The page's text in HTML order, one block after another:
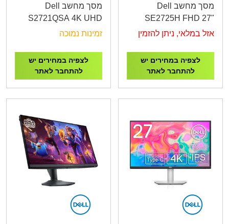
מסך מחשב Dell
SE2725H FHD 27"
VGA HDMI
אזל במלאי, ניתן להזמין
לצפיה במחירים יש
להתחבר לאתר
מסך מחשב Dell
S2721QSA 4K UHD
27" 2XHDMI,DP
זמינות נמוכה
לצפיה במחירים יש
להתחבר לאתר